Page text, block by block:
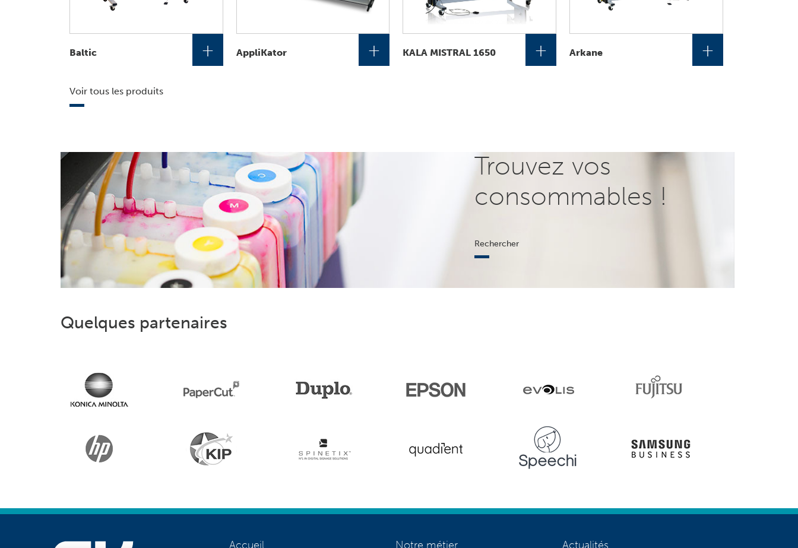
Baltic + AppliKator + KALA MISTRAL 1650 + Arkane +
Voir tous les produits
Trouvez vos
consommables !
Rechercher
Quelques partenaires
Accueil Notre métier Actualités